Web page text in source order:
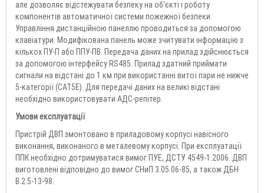
але дозволяє відстежувати безпеку на об'єкті і роботу
компонентів автоматичної системи пожежної безпеки.
Управління дистанційною панеллю проводиться за допомогою
клавіатури. Модифікована панель може зчитувати інформацію з
кількох ПУ-П або ППУ-ПВ. Передача даних на прилад здійснюється
за допомогою інтерфейсу RS485. Прилад здатний приймати
сигнали на відстані до 1 км при використанні витої пари не нижче
5-категорії (CAT5Е). Для передачі даних на великі відстані
необхідно використовувати АДС-репітер.
Умови експлуатації
Пристрій ДВП змонтовано в приладовому корпусі навісного
виконання, виконаного в металевому корпусі. При експлуатації
ППК необхідно дотримуватися вимог ПУЕ, ДСТУ 4549-1:2006. ДВП
виготовлені відповідно до вимог СНиП 3.05.06-85, а також ДБН
В.2.5-13-98.